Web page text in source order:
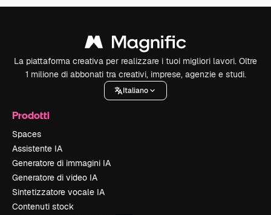
La piattaforma creativa per realizzare i tuoi migliori lavori. Oltre
1 milione di abbonati tra creativi, imprese, agenzie e studi.
Italiano
Prodotti
Spaces
Assistente IA
Generatore di immagini IA
Generatore di video IA
Sintetizzatore vocale IA
Contenuti stock